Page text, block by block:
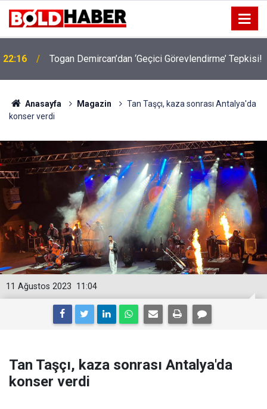
19:32 Sıcak Havalarda Ödem Şikayetini Hafife Almayın!
Anasayfa Magazin
Tan Taşçı, kaza sonrası Antalya'da
konser verdi
11:04
11 Ağustos 2023
Tan Taşçı, kaza sonrası Antalya'da
konser verdi